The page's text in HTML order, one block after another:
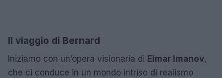
Il viaggio di Bernard
Iniziamo con un’opera visionaria di Elmar Imanov,
che ci conduce in un mondo intriso di realismo